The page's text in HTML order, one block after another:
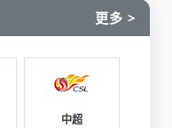
更多 >
中超